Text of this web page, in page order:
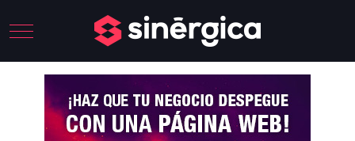
Mobile Menu Toggle